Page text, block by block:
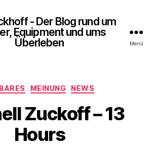
- Der Blog rund um
Equipment und ums
Überleben
Menü
Kategorien
MEINUNG NEWS
Zuckoff – 13
Hours